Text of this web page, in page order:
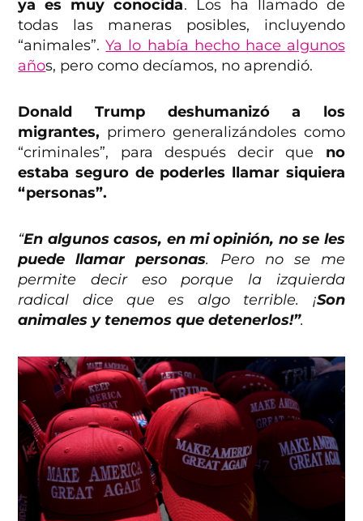
ya es muy conocida. Los ha llamado de
todas las maneras posibles, incluyendo
“animales”.Ya lo había hecho hace algunos
años, pero como decíamos, no aprendió.
Donald Trump deshumanizó a los
migrantes, primero generalizándoles como
“criminales”, para después decir que no
estaba seguro de poderles llamar siquiera
“personas”.
“En algunos casos, en mi opinión, no se les
puede llamar personas. Pero no se me
permite decir eso porque la izquierda
radical dice que es algo terrible. ¡Son
animales y tenemos que detenerlos!”.